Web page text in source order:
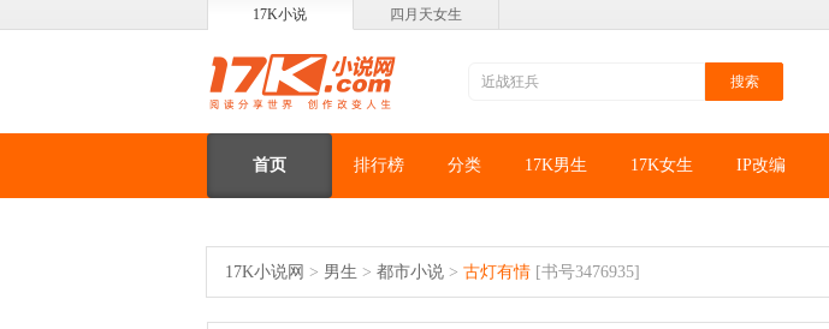
17K小说 四月天女生
首页 排行榜 分类 17K男生 17K女生 IP改编
17K小说网 > 男生 > 都市小说 > 古灯有情 [书号3476935]